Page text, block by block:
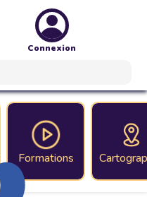
Connexion
Formations